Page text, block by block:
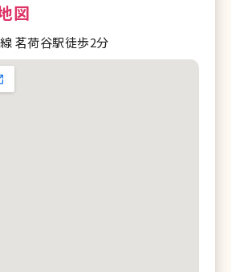
図
茗荷谷駅徒歩2分